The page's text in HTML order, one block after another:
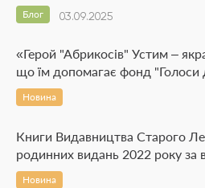
03.09.2025
Блог
«Герой "Абрикосів" Устим –
що їм допомагає фонд "Голоси
Новина
Книги Видавництва Старого
родинних видань 2022 року за
Новина